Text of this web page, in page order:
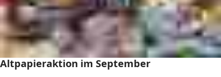
Altpapieraktion im September